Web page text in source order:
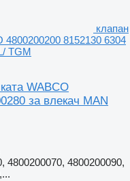
клапан
4800200200 8152130 6304
TGM
WABCO
за влекач MAN
4800200070, 4800200090,